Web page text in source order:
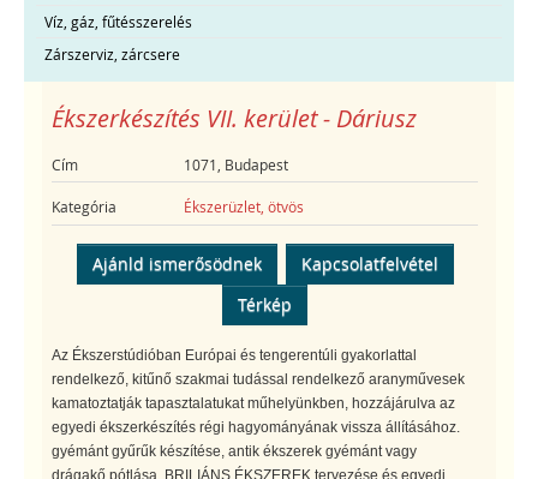
Víz, gáz, fűtésszerelés
Zárszerviz, zárcsere
Ékszerkészítés VII. kerület - Dáriusz
Cím 1071, Budapest
Kategória Ékszerüzlet, ötvös
Ajánld ismerősödnek
Kapcsolatfelvétel
Térkép
Az Ékszerstúdióban Európai és tengerentúli gyakorlattal
rendelkező, kitűnő szakmai tudással rendelkező aranyművesek
kamatoztatják tapasztalatukat műhelyünkben, hozzájárulva az
egyedi ékszerkészítés régi hagyományának vissza állításához.
gyémánt gyűrűk készítése, antik ékszerek gyémánt vagy
drágakő pótlása, BRILIÁNS ÉKSZEREK tervezése és egyedi